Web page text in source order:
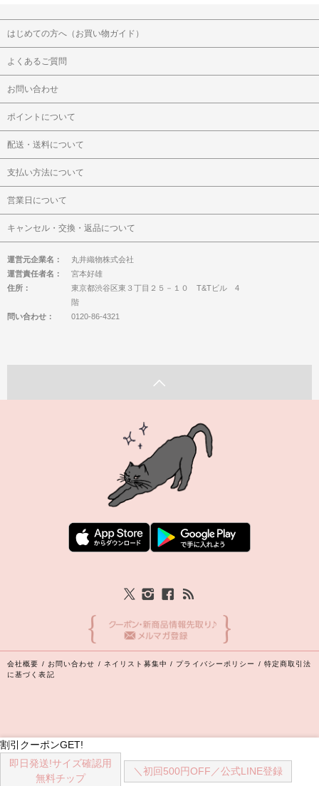
割引クーポンGET!
即日発送!サイズ確認用
無料チップ
＼初回500円OFF／公式LINE登録
はじめての方へ（お買い物ガイド）
よくあるご質問
お問い合わせ
ポイントについて
配送・送料について
支払い方法について
営業日について
キャンセル・交換・返品について
運営元企業名：
丸井織物株式会社
運営責任者名：
宮本好雄
住所：
東京都渋谷区東３丁目２５－１０ T&Tビル 4
階
問い合わせ：
0120-86-4321
会社概要 / お問い合わせ / ネイリスト募集中 / プライバシーポリシー / 特定商取引法
に基づく表記
Copyright (C) 2026 丸井織物株式会社 All Rights Reserved.